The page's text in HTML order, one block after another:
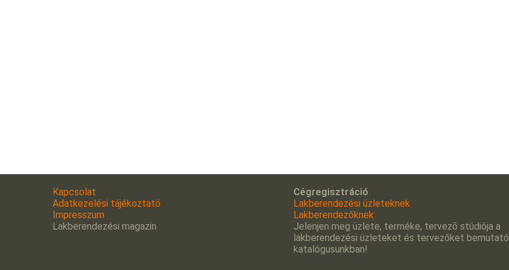
Kapcsolat
Adatkezelési tájékoztató
Impresszum
Lakberendezési magazin
Cégregisztráció
Lakberendezési üzleteknek
Lakberendezőknek
Jelenjen meg üzlete, terméke, tervezõ stúdiója a
lakberendezési üzleteket és tervezőket bemutató
katalógusunkban!